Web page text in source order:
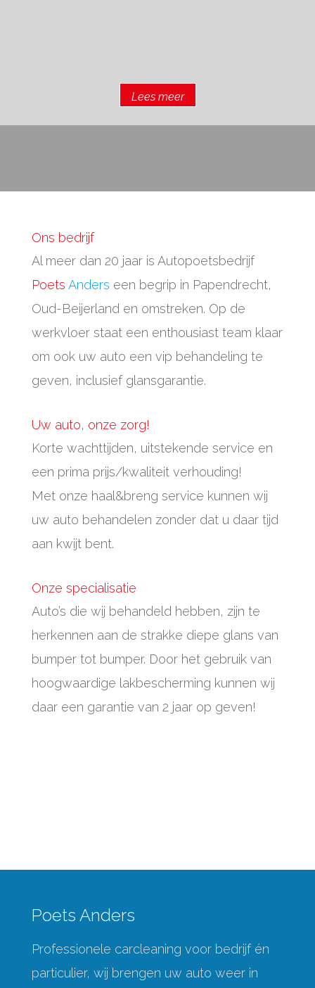
Lees meer
Ons bedrijf
Al meer dan 20 jaar is Autopoetsbedrijf
Poets Anders een begrip in Papendrecht,
Oud-Beijerland en omstreken. Op de
werkvloer staat een enthousiast team klaar
om ook uw auto een vip behandeling te
geven, inclusief glansgarantie.
Uw auto, onze zorg!
Korte wachttijden, uitstekende service en
een prima prijs/kwaliteit verhouding!
Met onze haal&breng service kunnen wij
uw auto behandelen zonder dat u daar tijd
aan kwijt bent.
Onze specialisatie
Auto’s die wij behandeld hebben, zijn te
herkennen aan de strakke diepe glans van
bumper tot bumper. Door het gebruik van
hoogwaardige lakbescherming kunnen wij
daar een garantie van 2 jaar op geven!
Poets Anders
Professionele carcleaning voor bedrijf én
particulier, wij brengen uw auto weer in